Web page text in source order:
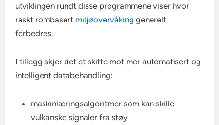
utviklingen rundt disse programmene viser hvor
raskt rombasert miljøovervåking generelt
forbedres.
I tillegg skjer det et skifte mot mer automatisert og
intelligent databehandling:
maskinlæringsalgoritmer som kan skille
vulkanske signaler fra støy